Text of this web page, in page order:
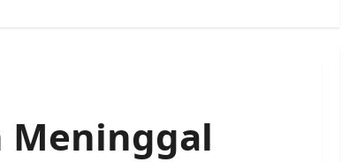
Meninggal